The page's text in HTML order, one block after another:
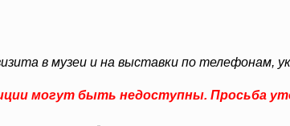
в музеи и на выставки по телефонам,
могут быть недоступны. Просьба